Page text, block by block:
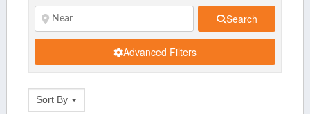
Search
Advanced Filters
Sort By